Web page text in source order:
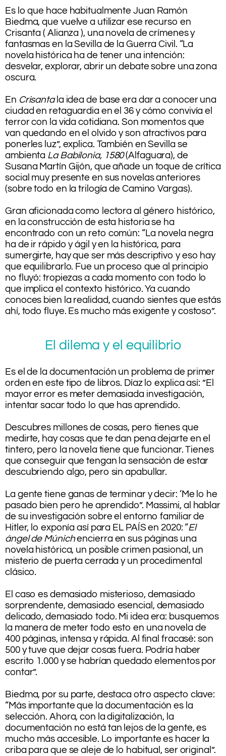
Es lo que hace habitualmente Juan Ramón
Biedma, que vuelve a utilizar ese recurso en
Crisanta ( Alianza ), una novela de crímenes y
fantasmas en la Sevilla de la Guerra Civil. “La
novela histórica ha de tener una intención:
desvelar, explorar, abrir un debate sobre una zona
oscura.
En Crisantala idea de base era dar a conocer una
ciudad en retaguardia en el 36 y cómo convivía el
terror con la vida cotidiana. Son momentos que
van quedando en el olvido y son atractivos para
ponerles luz”, explica. También en Sevilla se
ambienta La Babilonia, 1580(Alfaguara), de
Susana Martín Gijón, que añade un toque de crítica
social muy presente en sus novelas anteriores
(sobre todo en la trilogía de Camino Vargas).
Gran aficionada como lectora al género histórico,
en la construcción de esta historia se ha
encontrado con un reto común: “La novela negra
ha de ir rápido y ágil y en la histórica, para
sumergirte, hay que ser más descriptivo y eso hay
que equilibrarlo. Fue un proceso que al principio
no fluyó: tropiezas a cada momento con todo lo
que implica el contexto histórico. Ya cuando
conoces bien la realidad, cuando sientes que estás
ahí, todo fluye. Es mucho más exigente y costoso”.
El dilema y el equilibrio
Es el de la documentación un problema de primer
orden en este tipo de libros. Díaz lo explica así: ”El
mayor error es meter demasiada investigación,
intentar sacar todo lo que has aprendido.
Descubres millones de cosas, pero tienes que
medirte, hay cosas que te dan pena dejarte en el
tintero, pero la novela tiene que funcionar. Tienes
que conseguir que tengan la sensación de estar
descubriendo algo, pero sin apabullar.
La gente tiene ganas de terminar y decir: ‘Me lo he
pasado bien pero he aprendido”. Massimi, al hablar
de su investigación sobre el entorno familiar de
Hitler, lo exponía así para EL PAÍS en 2020: “El
ángel de Múnichencierra en sus páginas una
novela histórica, un posible crimen pasional, un
misterio de puerta cerrada y un procedimental
clásico.
El caso es demasiado misterioso, demasiado
sorprendente, demasiado esencial, demasiado
delicado, demasiado todo. Mi idea era: busquemos
la manera de meter todo esto en una novela de
400 páginas, intensa y rápida. Al final fracasé: son
500 y tuve que dejar cosas fuera. Podría haber
escrito 1.000 y se habrían quedado elementos por
contar”.
Biedma, por su parte, destaca otro aspecto clave:
“Más importante que la documentación es la
selección. Ahora, con la digitalización, la
documentación no está tan lejos de la gente, es
mucho más accesible. Lo importante es hacer la
criba para que se aleje de lo habitual, ser original”.